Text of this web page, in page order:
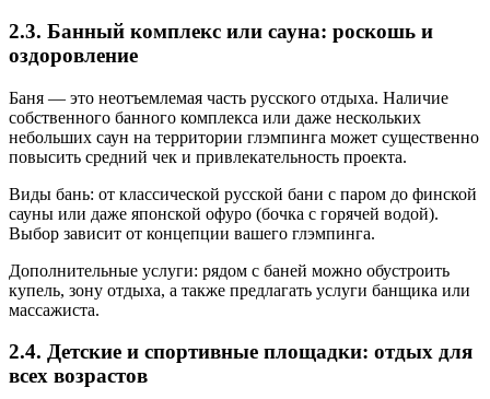
2.3. Банный комплекс или сауна: роскошь и
оздоровление
Баня — это неотъемлемая часть русского отдыха. Наличие
собственного банного комплекса или даже нескольких
небольших саун на территории глэмпинга может существенно
повысить средний чек и привлекательность проекта.
Виды бань: от классической русской бани с паром до финской
сауны или даже японской офуро (бочка с горячей водой).
Выбор зависит от концепции вашего глэмпинга.
Дополнительные услуги: рядом с баней можно обустроить
купель, зону отдыха, а также предлагать услуги банщика или
массажиста.
2.4. Детские и спортивные площадки: отдых для
всех возрастов